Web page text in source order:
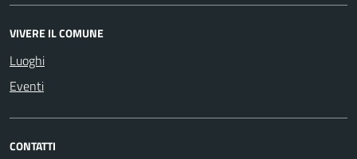
VIVERE IL COMUNE
Luoghi
Eventi
CONTATTI